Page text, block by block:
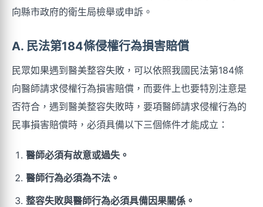
向縣市政府的衛生局檢舉或申訴。
A. 民法第184條侵權行為損害賠償
民眾如果遇到醫美整容失敗，可以依照我國民法第184條
向醫師請求侵權行為損害賠償，而要件上也要特別注意是
否符合，遇到醫美整容失敗時，要項醫師請求侵權行為的
民事損害賠償時，必須具備以下三個條件才能成立：
醫師必須有故意或過失。
醫師行為必須為不法。
整容失敗與醫師行為必須具備因果關係。